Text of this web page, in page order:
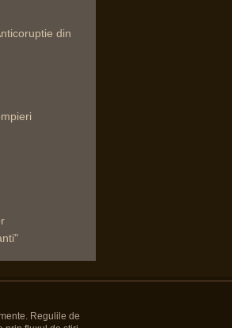
din
Regulile de